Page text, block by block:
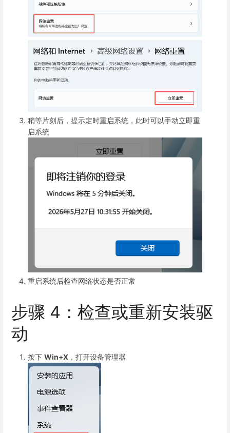
稍等片刻后，提示定时重启系统，此时可以手动立即重
启系统
重启系统后检查网络状态是否正常
步骤 4：检查或重新安装驱
动
按下 Win+X ，打开设备管理器